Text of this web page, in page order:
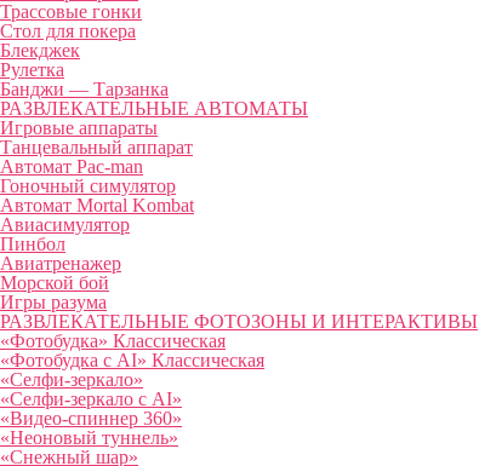
Трассовые гонки
Стол для покера
Блекджек
Рулетка
Банджи — Тарзанка
РАЗВЛЕКАТЕЛЬНЫЕ АВТОМАТЫ
Игровые аппараты
Танцевальный аппарат
Автомат Pac-man
Гоночный симулятор
Автомат Mortal Kombat
Авиасимулятор
Пинбол
Авиатренажер
Морской бой
Игры разума
РАЗВЛЕКАТЕЛЬНЫЕ ФОТОЗОНЫ И ИНТЕРАКТИВЫ
«Фотобудка» Классическая
«Фотобудка с AI» Классическая
«Селфи-зеркало»
«Селфи-зеркало с AI»
«Видео-спиннер 360»
«Неоновый туннель»
«Снежный шар»